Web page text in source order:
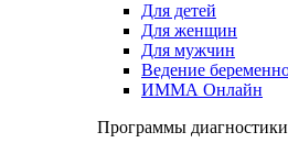
Для детей
Для женщин
Для мужчин
Ведение
ИММА Онлайн
Программы